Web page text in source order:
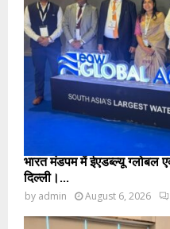
भारत मंडपम में ईएडब्ल्यू ग्लोबल
दिल्ली।...
by admin August 6, 2026